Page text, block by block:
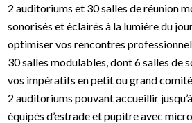
2 auditoriums et 30 salles de réunion
sonorisés et éclairés à la lumière du
optimiser vos rencontres
30 salles modulables, dont 6 salles de
vos impératifs en petit ou grand comité
2 auditoriums pouvant accueillir
équipés d’estrade et pupitre avec